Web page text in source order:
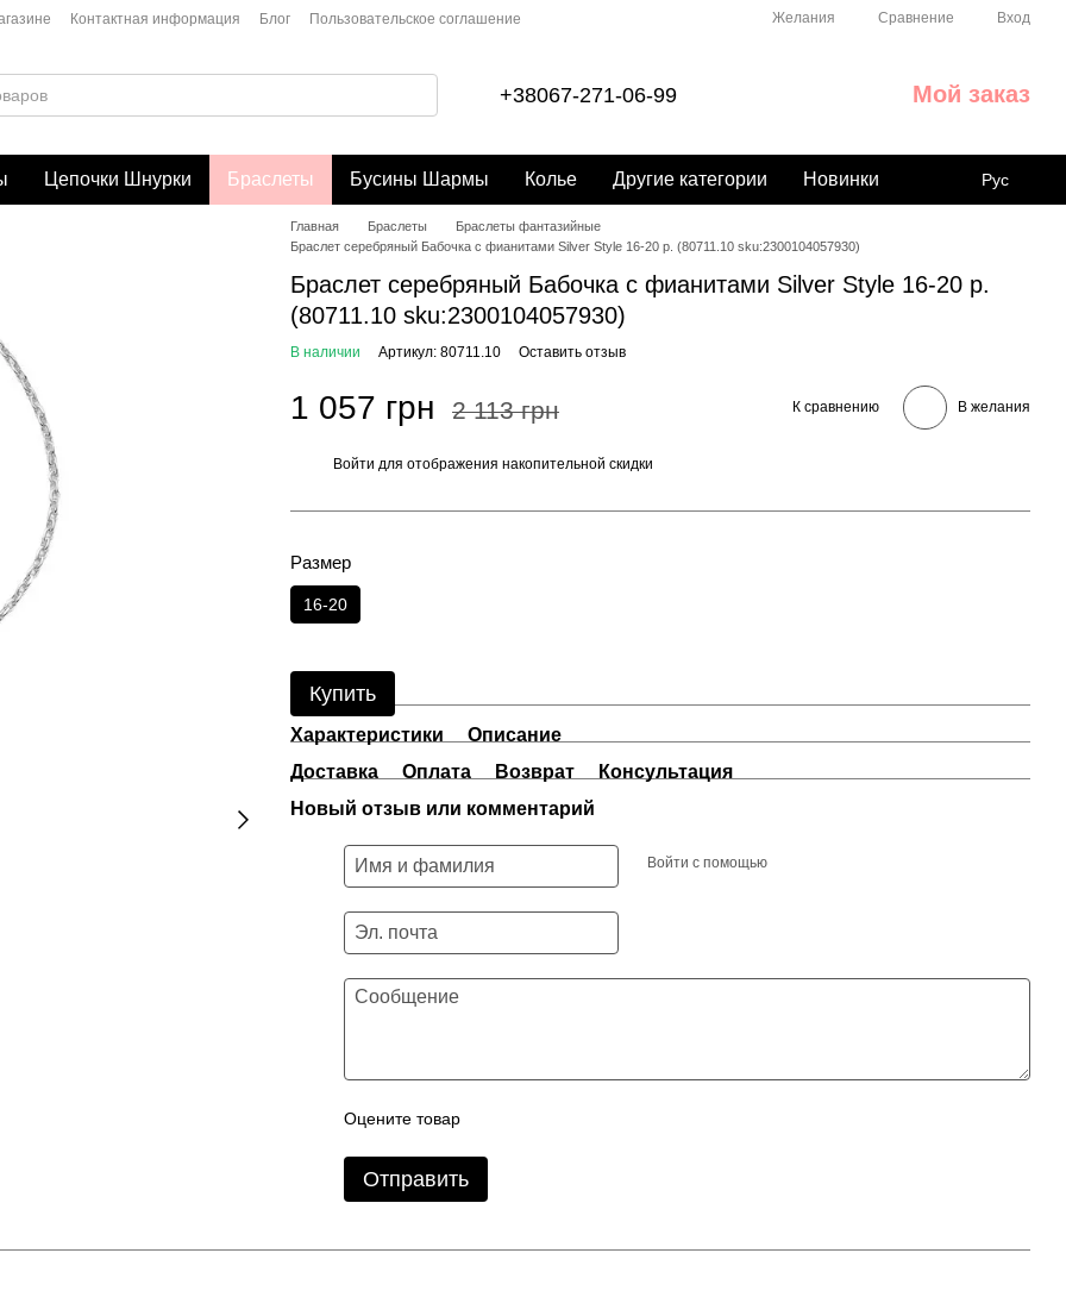
Контактная информация Блог Пользовательское соглашение Желания Сравнение Вход
+38067-271-06-99 Мой заказ
Цепочки Шнурки Браслеты Бусины Шармы Колье Другие категории Новинки Рус
Главная Браслеты
Браслеты фантазийные
Браслет серебряный Бабочка с фианитами Silver Style 16-20 р. (80711.10 sku:2300104057930)
Браслет серебряный Бабочка с фианитами Silver Style 16-20 р.
(80711.10 sku:2300104057930)
В наличии Артикул: 80711.10 Оставить отзыв
1 057 грн 2 113 грн К сравнению В желания
Войти для отображения накопительной скидки
Размер
16-20
Купить
Характеристики
Описание
Доставка
Оплата Возврат
Консультация
Новый отзыв или комментарий
Войти с помощью
Оцените товар
Отправить